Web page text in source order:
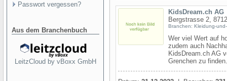
Passwort vergessen?
Aus dem Branchenbuch
LeitzCloud by vBoxx GmbH
KidsDream.ch AG
Bergstrasse 2,
Branchen: Kleidung-
Wer viel Wert auf
zudem auch
KidsDream.ch AG
Grenchen zu